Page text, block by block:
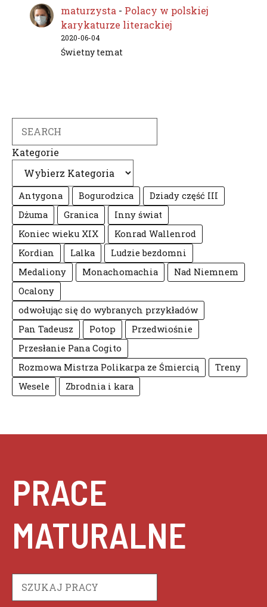
maturzysta - Polacy w polskiej
karykaturze literackiej
2020-06-04
Świetny temat
Kategorie
Antygona Bogurodzica
Dziady część III
Dżuma
Granica
Inny świat
Koniec wieku XIX
Konrad Wallenrod
Kordian
Lalka
Ludzie bezdomni
Medaliony
Monachomachia
Nad Niemnem
Ocalony
odwołując się do wybranych przykładów
Pan Tadeusz
Potop
Przedwiośnie
Przesłanie Pana Cogito
Rozmowa Mistrza Polikarpa ze Śmiercią
Treny
Wesele
Zbrodnia i kara
PRACE
MATURALNE